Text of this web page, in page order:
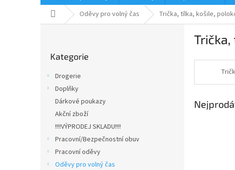
Domů Oděvy pro volný čas Trička, tílka, košile,
kategorie
Kategorie
Drogerie
Doplňky
Dárkové poukazy
Akční zboží
!!!!VÝPRODEJ SKLADU!!!!
Pracovní/Bezpečnostní obuv
Pracovní oděvy
Oděvy pro volný čas